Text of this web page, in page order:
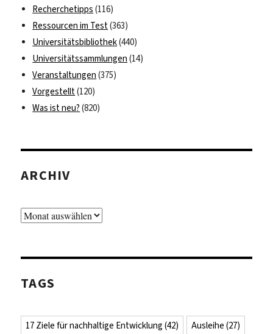
Recherchetipps (116)
Ressourcen im Test(363)
Universitätsbibliothek(440)
Universitätssammlungen (14)
Veranstaltungen (375)
Vorgestellt(120)
Was ist neu? (820)
ARCHIV
Archiv
TAGS
17 Ziele für nachhaltige Entwicklung (42) Ausleihe (27)